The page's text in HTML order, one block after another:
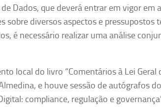
Dados, que deverá entrar em vigor em
sobre diversos aspectos e pressupostos
é necessário realizar uma análise
local do livro “Comentários à Lei Geral
e houve sessão de autógrafos
compliance, regulação e